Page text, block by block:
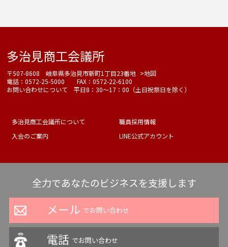
多治見商工会議所
〒507-8608 岐阜県多治見市新町1丁目23番地 >地図
電話：0572-25-5000 FAX：0572-22-6100
お問い合わせについて 平日8：30～17：00（土日祝祭日を除く）
多治見商工会議所について
職員採用情報
入会のご案内
LINE公式アカウント
全力であなたのビジネスを支援します
メール でお問い合わせ
電話 でお問い合わせ